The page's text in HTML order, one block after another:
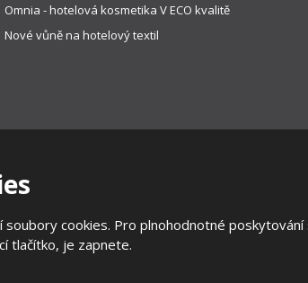
cookies. Pro plnohodnotné
tlačítko, je zapnete.
Omnia - hotelová kosmetika V ECO kvalitě
Nové vůně na hotelový textil
|Mapa stránek|Všeobecné obchodní podmínky|